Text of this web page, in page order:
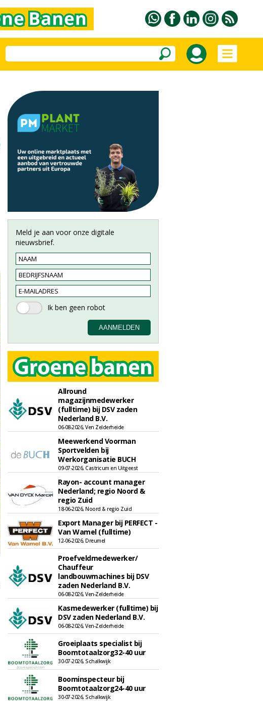
Meld je aan voor onze digitale
nieuwsbrief.
Allround
magazijnmedewerker
(fulltime) bij DSV zaden
Nederland B.V.
06-08-2026, Ven Zelderheide
Meewerkend Voorman
Sportvelden bij
Werkorganisatie BUCH
09-07-2026, Castricum en Uitgeest
Rayon- account manager
Nederland; regio Noord &
regio Zuid
18-06-2026, Noord & regio Zuid
Export Manager bij PERFECT -
Van Wamel (fulltime)
12-06-2026, Dreumel
Proefveldmedewerker/
Chauffeur
landbouwmachines bij DSV
zaden Nederland B.V.
06-08-2026, Ven-Zelderheide
Kasmedewerker (fulltime) bij
DSV zaden Nederland B.V.
06-08-2026, Ven-Zelderheide
Groeiplaats specialist bij
Boomtotaalzorg32-40 uur
30-07-2026, Schalkwijk
Boominspecteur bij
Boomtotaalzorg24-40 uur
30-07-2026, Schalkwijk